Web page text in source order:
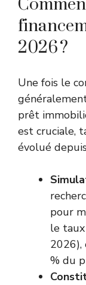
2026 ?
Une fois le
prêt
est cruciale,
évolué
pour
le taux
2026),
% du